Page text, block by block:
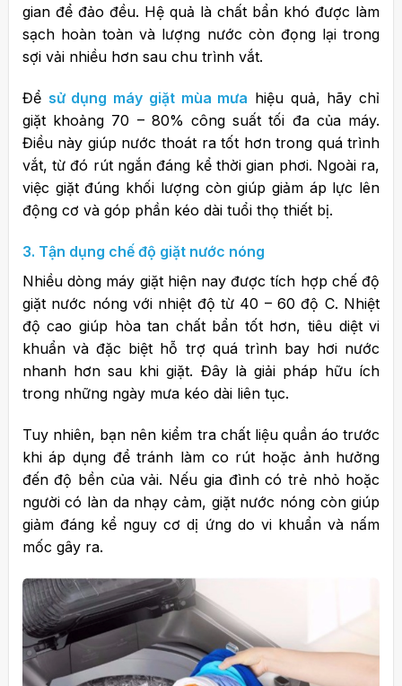
gian để đảo đều. Hệ quả là chất bẩn khó được làm
sạch hoàn toàn và lượng nước còn đọng lại trong
sợi vải nhiều hơn sau chu trình vắt.
Để sử dụng máy giặt mùa mưa hiệu quả, hãy chỉ
giặt khoảng 70 – 80% công suất tối đa của máy.
Điều này giúp nước thoát ra tốt hơn trong quá trình
vắt, từ đó rút ngắn đáng kể thời gian phơi. Ngoài ra,
việc giặt đúng khối lượng còn giúp giảm áp lực lên
động cơ và góp phần kéo dài tuổi thọ thiết bị.
3. Tận dụng chế độ giặt nước nóng
Nhiều dòng máy giặt hiện nay được tích hợp chế độ
giặt nước nóng với nhiệt độ từ 40 – 60 độ C. Nhiệt
độ cao giúp hòa tan chất bẩn tốt hơn, tiêu diệt vi
khuẩn và đặc biệt hỗ trợ quá trình bay hơi nước
nhanh hơn sau khi giặt. Đây là giải pháp hữu ích
trong những ngày mưa kéo dài liên tục.
Tuy nhiên, bạn nên kiểm tra chất liệu quần áo trước
khi áp dụng để tránh làm co rút hoặc ảnh hưởng
đến độ bền của vải. Nếu gia đình có trẻ nhỏ hoặc
người có làn da nhạy cảm, giặt nước nóng còn giúp
giảm đáng kể nguy cơ dị ứng do vi khuẩn và nấm
mốc gây ra.